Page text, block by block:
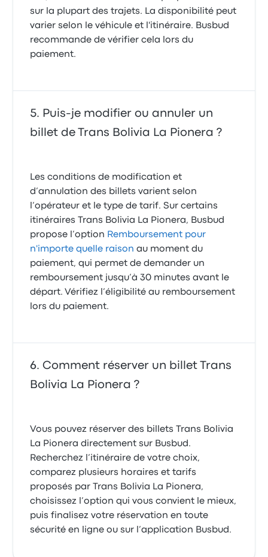
sur la plupart des trajets. La disponibilité peut
varier selon le véhicule et l'itinéraire. Busbud
recommande de vérifier cela lors du
paiement.
Puis-je modifier ou annuler un
billet de Trans Bolivia La Pionera ?
Les conditions de modification et
d’annulation des billets varient selon
l’opérateur et le type de tarif. Sur certains
itinéraires Trans Bolivia La Pionera, Busbud
propose l’option Remboursement pour
n'importe quelle raison au moment du
paiement, qui permet de demander un
remboursement jusqu’à 30 minutes avant le
départ. Vérifiez l’éligibilité au remboursement
lors du paiement.
Comment réserver un billet Trans
Bolivia La Pionera ?
Vous pouvez réserver des billets Trans Bolivia
La Pionera directement sur Busbud.
Recherchez l’itinéraire de votre choix,
comparez plusieurs horaires et tarifs
proposés par Trans Bolivia La Pionera,
choisissez l’option qui vous convient le mieux,
puis finalisez votre réservation en toute
sécurité en ligne ou sur l’application Busbud.